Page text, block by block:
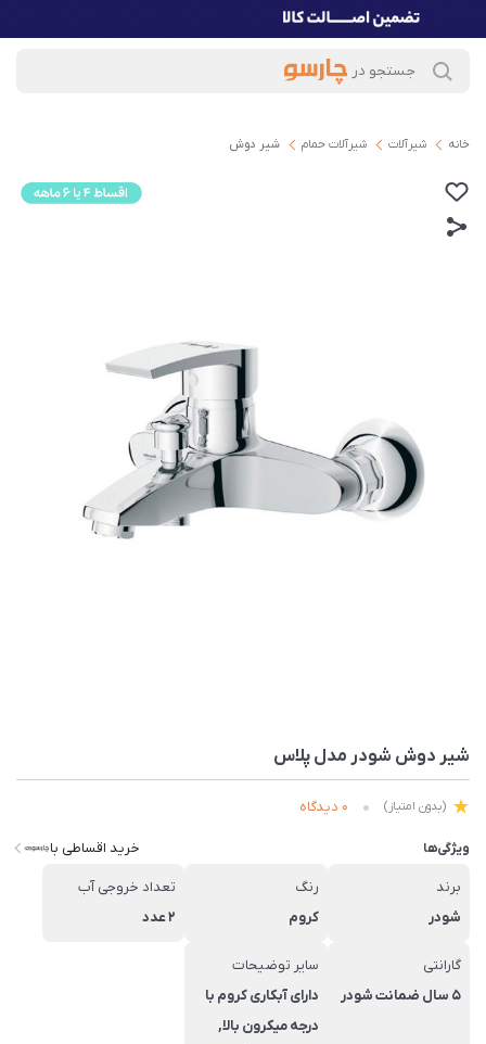
خانه شیرآلات شیرآلات حمام شیر دوش
شیر دوش شودر مدل پلاس
(بدون امتیاز) 0 دیدگاه
ویژگی‌ها خرید اقساطی با
برند
شودر
رنگ
کروم
تعداد خروجی آب
2 عدد
گارانتی
5 سال ضمانت شودر
سایر توضیحات
دارای آبکاری کروم با
درجه میکرون بالا,